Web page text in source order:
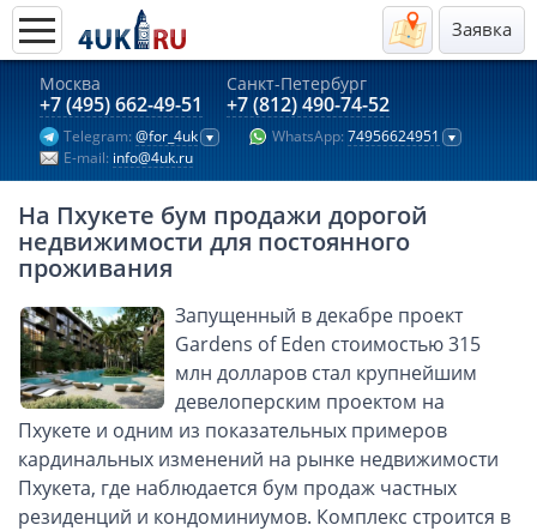
Заявка
Москва
+7 (495) 662-49-51
Санкт-Петербург
+7 (812) 490-74-52
Telegram: @for_4uk WhatsApp: 74956624951
E-mail: info@4uk.ru
Актуальные предложения 2026
Компании в Гонконге
Английские компании LTD
Киргизия (компания и счёт)
Компании в Китае
Казахстан (компания и счёт)
Открытие счета в банках Казахстана
Платежная система Гонконга
Платежная система Великобритании
Платежная система Маврикия
Платежная система Казахстана
На Пхукете бум продажи дорогой
недвижимости для постоянного
проживания
Запущенный в декабре проект
Gardens of Eden стоимостью 315
млн долларов стал крупнейшим
девелоперским проектом на
Пхукете и одним из показательных примеров
кардинальных изменений на рынке недвижимости
Пхукета, где наблюдается бум продаж частных
резиденций и кондоминиумов. Комплекс строится в